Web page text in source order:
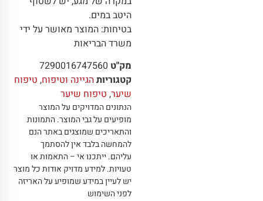
היטב במים.
בטיחות: המוצר מאושר על ידי
משרד הבריאות
מק"ט 7290016747560
קטגוריותהגיינה וטיפוח, טיפוח
שיער, טיפוח שיער
הנתונים המדויקים על המוצר
מופיעים על גבי המוצר.התמונות
והתאריכים שמוצגים באתר הנם
להמחשה בלבד אין להסתמך
עליהם.ייתכנו אי – התאמות או
טעויות.למידע מדויק אודות כל מוצר
יש לעיין במידע שמופיע על האריזה
לפני השימוש